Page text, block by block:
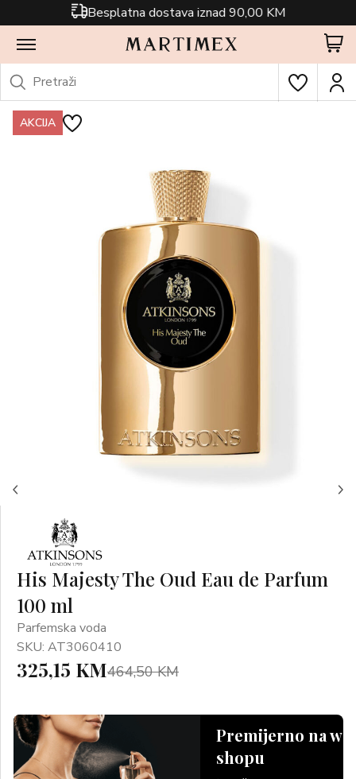
Besplatna dostava iznad 90,00 KM
AKCIJA
His Majesty The Oud Eau de Parfum
100 ml
Parfemska voda
SKU: AT3060410
325,15 KM464,50 KM
Premijerno na
shopu